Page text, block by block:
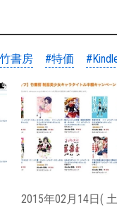
書房 #特価
2015年02月14日(